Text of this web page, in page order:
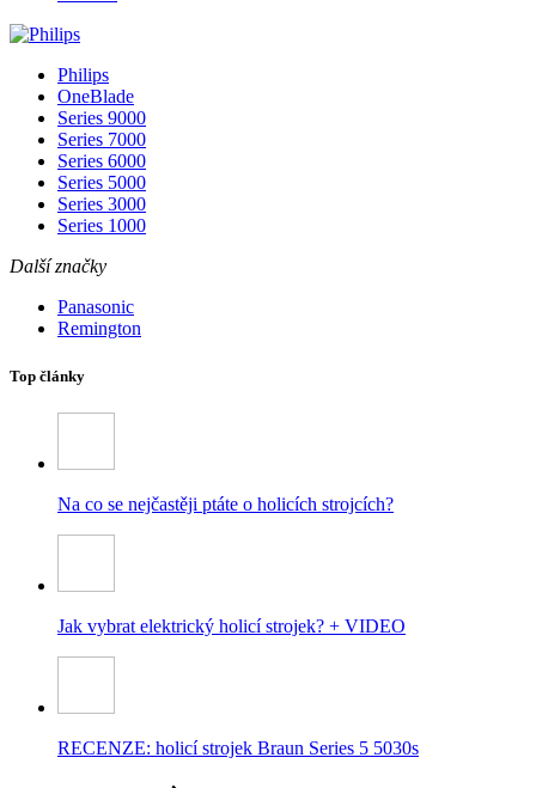
Philips
OneBlade
Series 9000
Series 7000
Series 6000
Series 5000
Series 3000
Series 1000
Další značky
Panasonic
Remington
Top články
Na co se nejčastěji ptáte o holicích strojcích?
Jak vybrat elektrický holicí strojek? + VIDEO
RECENZE: holicí strojek Braun Series 5 5030s